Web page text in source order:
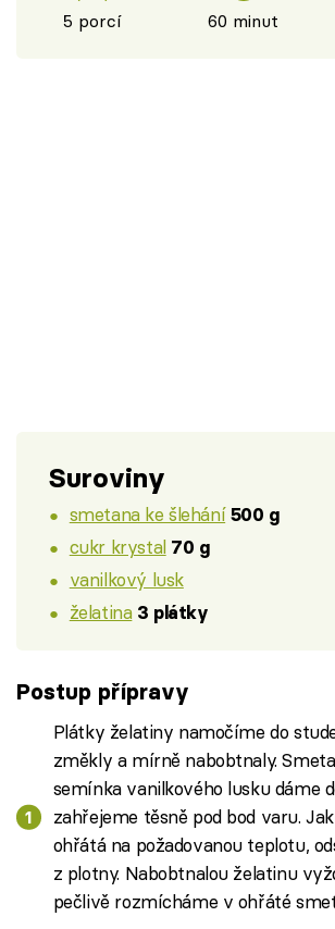
Přihlášení
5 porcí 60 minut
Suroviny
smetana ke šlehání 500 g
cukr krystal 70 g
vanilkový lusk
želatina 3 plátky
Postup přípravy
Plátky želatiny namočíme do
změkly a mírně nabobtnaly.
semínka vanilkového lusku dáme
zahřejeme těsně pod bod varu.
ohřátá na požadovanou teplotu,
z plotny. Nabobtnalou želatinu
pečlivě rozmícháme v ohřáté